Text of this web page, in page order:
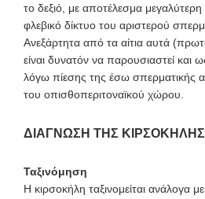
το δεξιό, με αποτέλεσμα
φλεβικό δίκτυο του αριστερού
Ανεξάρτητα από τα αίτια αυτά
είναι δυνατόν να παρουσιαστεί και
λόγω πίεσης της έσω σπερματικής
του οπισθοπεριτοναϊκού χώρου.
ΔΙΑΓΝΩΣΗ ΤΗΣ ΚΙΡΣΟΚΗΛΗΣ
Ταξινόμηση
Η κιρσοκήλη ταξινομείται ανάλογα